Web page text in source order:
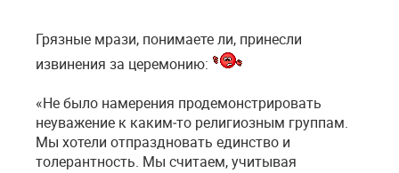
Грязные мрази, понимаете ли, принесли
извинения за церемонию:
«Не было намерения продемонстрировать
неуважение к каким‑то религиозным группам.
Мы хотели отпраздновать единство и
толерантность. Мы считаем, учитывая